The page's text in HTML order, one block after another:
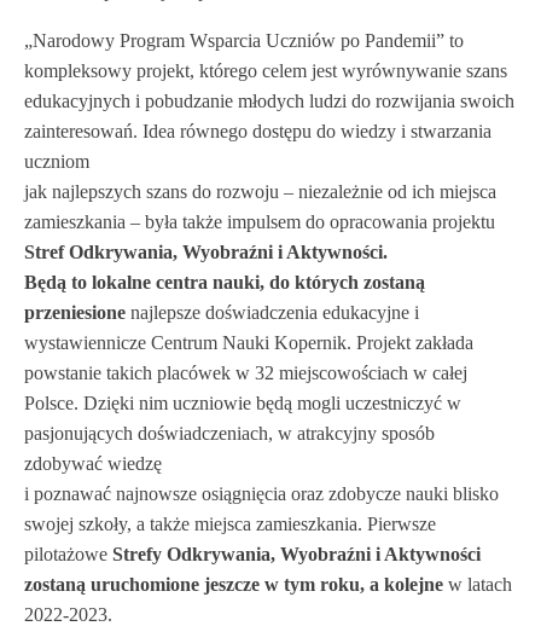
„Narodowy Program Wsparcia Uczniów po Pandemii” to
kompleksowy projekt, którego celem jest wyrównywanie szans
edukacyjnych i pobudzanie młodych ludzi do rozwijania swoich
zainteresowań. Idea równego dostępu do wiedzy i stwarzania
uczniom
jak najlepszych szans do rozwoju – niezależnie od ich miejsca
zamieszkania – była także impulsem do opracowania projektu
Stref Odkrywania, Wyobraźni i Aktywności.
Będą to lokalne centra nauki, do których zostaną
przeniesione najlepsze doświadczenia edukacyjne i
wystawiennicze Centrum Nauki Kopernik. Projekt zakłada
powstanie takich placówek w 32 miejscowościach w całej
Polsce. Dzięki nim uczniowie będą mogli uczestniczyć w
pasjonujących doświadczeniach, w atrakcyjny sposób
zdobywać wiedzę
i poznawać najnowsze osiągnięcia oraz zdobycze nauki blisko
swojej szkoły, a także miejsca zamieszkania. Pierwsze
pilotażowe Strefy Odkrywania, Wyobraźni i Aktywności
zostaną uruchomione jeszcze w tym roku, a kolejne w latach
2022-2023.